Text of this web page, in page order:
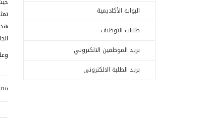
البوابة الأكاديمية
طلبات التوظيف
بريد الموظفين الالكتروني
بريد الطلبة الالكتروني